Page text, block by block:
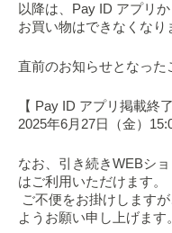
以降は、Pay ID アプリ
お買い物はできなくなり
直前のお知らせとなった
【 Pay ID アプリ掲載終
2025年6月27日（金）
なお、引き続きWEBシ
はご利用いただけます。
ご不便をお掛けします
ようお願い申し上げます。